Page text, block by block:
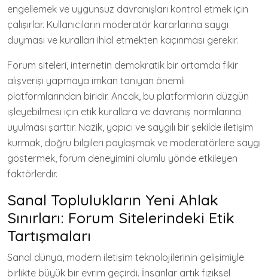
engellemek ve uygunsuz davranışları kontrol etmek için
çalışırlar. Kullanıcıların moderatör kararlarına saygı
duyması ve kuralları ihlal etmekten kaçınması gerekir.
Forum siteleri, internetin demokratik bir ortamda fikir
alışverişi yapmaya imkan tanıyan önemli
platformlarından biridir. Ancak, bu platformların düzgün
işleyebilmesi için etik kurallara ve davranış normlarına
uyulması şarttır. Nazik, yapıcı ve saygılı bir şekilde iletişim
kurmak, doğru bilgileri paylaşmak ve moderatörlere saygı
göstermek, forum deneyimini olumlu yönde etkileyen
faktörlerdir.
Sanal Toplulukların Yeni Ahlak
Sınırları: Forum Sitelerindeki Etik
Tartışmaları
Sanal dünya, modern iletişim teknolojilerinin gelişimiyle
birlikte büyük bir evrim geçirdi. İnsanlar artık fiziksel